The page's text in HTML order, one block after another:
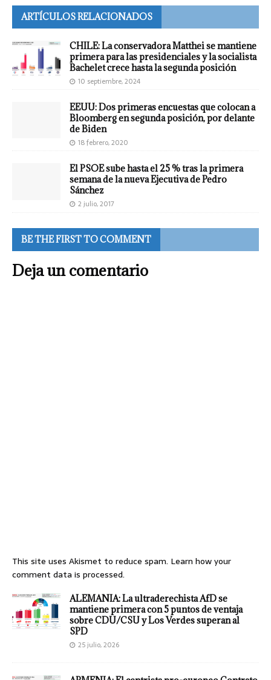
ARTÍCULOS RELACIONADOS
CHILE: La conservadora Matthei se mantiene
primera para las presidenciales y la socialista
Bachelet crece hasta la segunda posición
10 septiembre, 2024
EEUU: Dos primeras encuestas que colocan a
Bloomberg en segunda posición, por delante
de Biden
18 febrero, 2020
El PSOE sube hasta el 25 % tras la primera
semana de la nueva Ejecutiva de Pedro
Sánchez
2 julio, 2017
BE THE FIRST TO COMMENT
Deja un comentario
This site uses Akismet to reduce spam. Learn how your
comment data is processed.
ALEMANIA: La ultraderechista AfD se
mantiene primera con 5 puntos de ventaja
sobre CDU/CSU y Los Verdes superan al
SPD
25 julio, 2026